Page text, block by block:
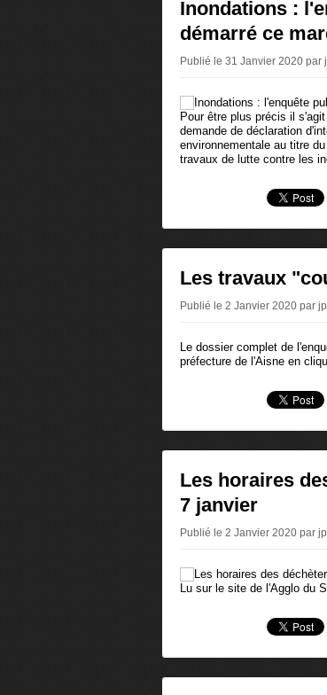
Inondations :
démarré ce
Publié le 31 Janvier 2020 par
Pour être plus précis il
demande de déclaration
environnementale au titre
travaux de lutte contre les
Les travaux
Publié le 2 Janvier 2020 par
Le dossier complet de
préfecture de l'Aisne en
Les horaires
7 janvier
Publié le 2 Janvier 2020 par
Lu sur le site de l'Agglo du